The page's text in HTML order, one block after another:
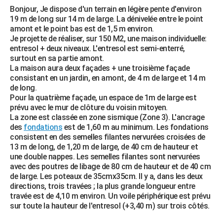
VOYAGE
Destinations
City break
Voyage nature
Voyage de noces
Forum
Climat
PHOTO
GUIDES D'ACHAT
BONS PLANS
CARTE DE VOEUX
Carte de Noël
Carte Bonne année
Carte Saint-Valentin
Carte Pâques
Carte d'anniversaire
DICTIONNAIRE
Dictionnaire
Biographies
Citations
Expressions
Proverbes
PROGRAMME TV
COPAINS D'AVANT
S'inscrire
Se connecter
Lycées
Collèges
Primaires
Universités
Entreprises
Service militaire
Avis de recherche
AVIS DE DÉCÈS
FORUM
Bricolage
Lifestyle
Culture
Sport
Auto
Television
Voyage
Cinema
Bonjour, Je dispose d'un terrain en légère pente d'environ
19 m de long sur 14 m de large. La dénivelée entre le point
amont et le point bas est de 1,5 m environ.
Je projette de réaliser, sur 150 M2, une maison individuelle:
entresol + deux niveaux. L'entresol est semi-enterré,
surtout en sa partie amont.
La maison aura deux façades + une troisième façade
consistant en un jardin, en amont, de 4 m de large et 14 m
de long.
Pour la quatrième façade, un espace de 1m de large est
prévu avec le mur de clôture du voisin mitoyen.
La zone est classée en zone sismique (Zone 3). L'ancrage
des fondations est de 1,60 m au minimum. Les fondations
consistent en des semelles filantes nervurées croisées de
13 m de long, de 1,20 m de large, de 40 cm de hauteur et
une double nappes. Les semelles filantes sont nervurées
avec des poutres de libage de 80 cm de hauteur et de 40 cm
de large. Les poteaux de 35cmx35cm. Il y a, dans les deux
directions, trois travées ; la plus grande longueur entre
travée est de 4,10 m environ. Un voile périphérique est prévu
sur toute la hauteur de l'entresol (+3,40 m) sur trois côtés.